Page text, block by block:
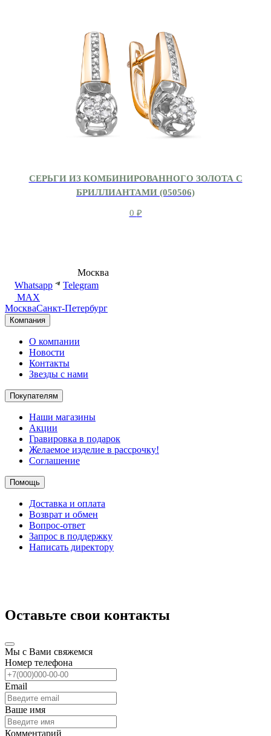
СЕРЬГИ ИЗ КОМБИНИРОВАННОГО ЗОЛОТА С
БРИЛЛИАНТАМИ (050506)
0 ₽
Москва
Whatsapp
Telegram
MAX
МоскваСанкт-Петербург
Компания
О компании
Новости
Контакты
Звезды с нами
Покупателям
Наши магазины
Акции
Гравировка в подарок
Желаемое изделие в рассрочку!
Соглашение
Помощь
Доставка и оплата
Возврат и обмен
Вопрос-ответ
Запрос в поддержку
Написать директору
Оставьте свои контакты
Мы с Вами свяжемся
Номер телефона
Email
Ваше имя
Комментарий